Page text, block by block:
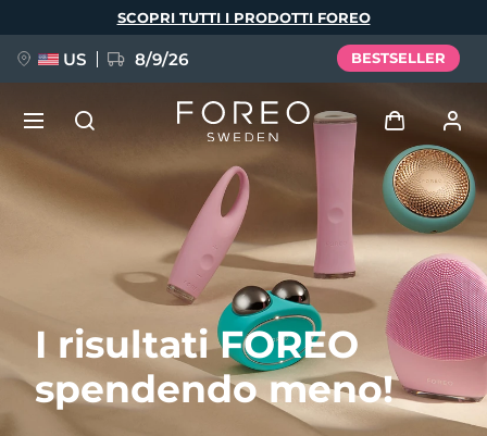
I risultati FOREO
spendendo meno!
SCOPRI TUTTI I PRODOTTI FOREO
US 8/9/26 BESTSELLER
Accedi
Profilo utente
I miei dispositivi
I miei ordini
I miei indirizzi
NUOVO
FAQ™ Pure Beauty-Tech Elixir
BREAKING NEWS
Lingua
Deutsch
Español
Français
Italiano
Português
Svenska
Русский
Türkçe
繁體中文